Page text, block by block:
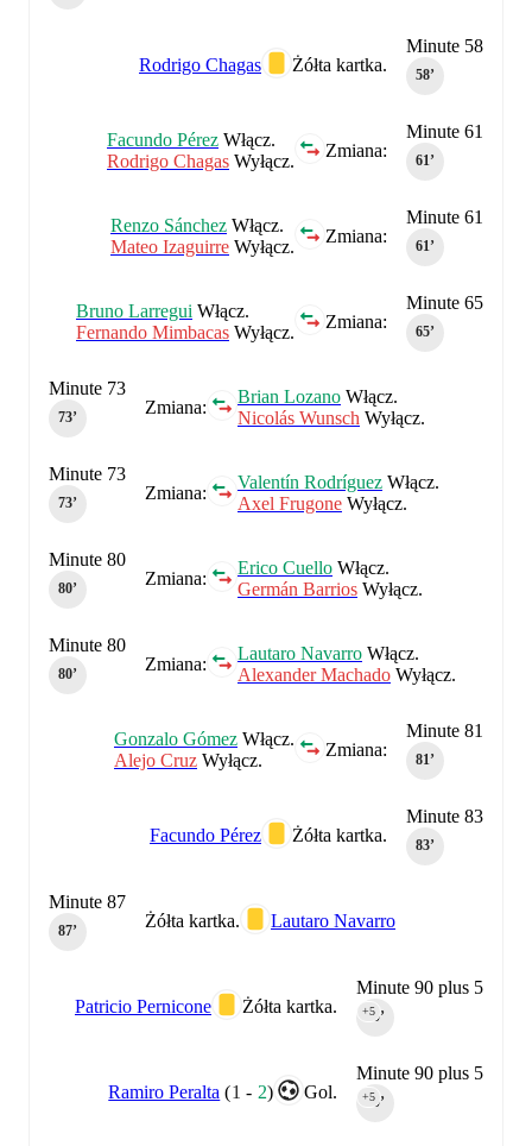
Minute 58
58‎’‎
Żółta kartka.
Rodrigo Chagas
Minute 61
61‎’‎
Zmiana:
Facundo Pérez Włącz.
Rodrigo Chagas Wyłącz.
Minute 61
61‎’‎
Zmiana:
Renzo Sánchez Włącz.
Mateo Izaguirre Wyłącz.
Minute 65
65‎’‎
Zmiana:
Bruno Larregui Włącz.
Fernando Mimbacas Wyłącz.
Zmiana:
Brian Lozano Włącz.
Nicolás Wunsch Wyłącz.
Minute 73
73‎’‎
Zmiana:
Valentín Rodríguez Włącz.
Axel Frugone Wyłącz.
Minute 73
73‎’‎
Zmiana:
Erico Cuello Włącz.
Germán Barrios Wyłącz.
Minute 80
80‎’‎
Zmiana:
Lautaro Navarro Włącz.
Alexander Machado Wyłącz.
Minute 80
80‎’‎
Minute 81
81‎’‎
Zmiana:
Gonzalo Gómez Włącz.
Alejo Cruz Wyłącz.
Minute 83
83‎’‎
Żółta kartka.
Facundo Pérez
Żółta kartka. Lautaro Navarro
Minute 87
87‎’‎
Minute 90 plus 5
90‎’‎
+5
Żółta kartka.
Patricio Pernicone
Minute 90 plus 5
90‎’‎
+5
Gol.
Ramiro Peralta (1 - 2)